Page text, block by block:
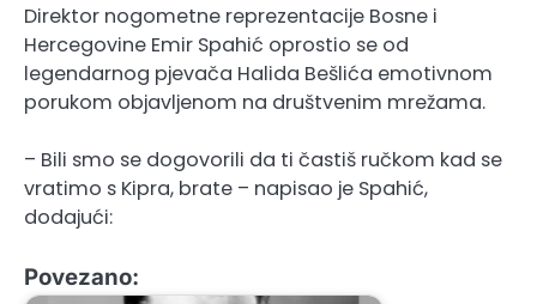
Direktor nogometne reprezentacije Bosne i
Hercegovine Emir Spahić oprostio se od
legendarnog pjevača Halida Bešlića emotivnom
porukom objavljenom na društvenim mrežama.
– Bili smo se dogovorili da ti častiš ručkom kad se
vratimo s Kipra, brate – napisao je Spahić,
dodajući:
Povezano: